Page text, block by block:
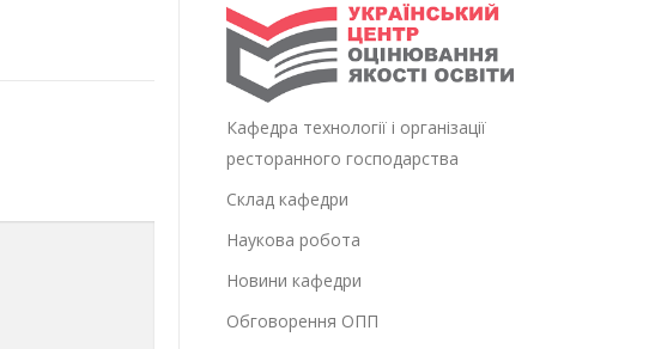
Кафедра технології і організації
ресторанного господарства
Склад кафедри
Наукова робота
Новини кафедри
Обговорення ОПП